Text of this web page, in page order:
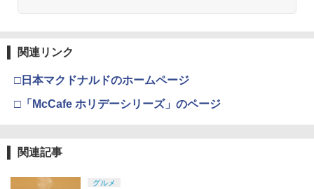
関連リンク
□日本マクドナルドのホームページ
□「McCafe ホリデーシリーズ」のページ
関連記事
グルメ